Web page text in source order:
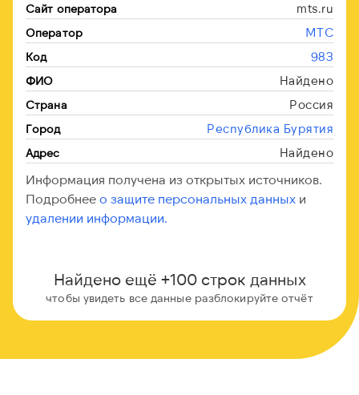
Сайт оператора mts.ru
Оператор МТС
Код 983
ФИО Найдено
Страна Россия
Город Республика Бурятия
Адрес Найдено
Информация получена из открытых источников.
Подробнее о защите персональных данных и
удалении информации.
Найдено ещё +100 строк данных
чтобы увидеть все данные разблокируйте отчёт